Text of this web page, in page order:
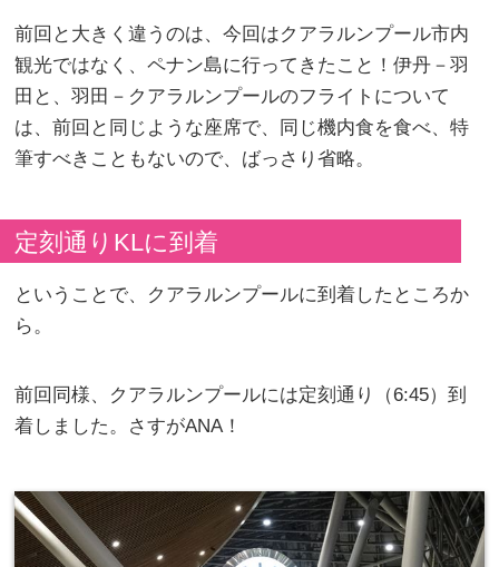
前回と大きく違うのは、今回はクアラルンプール市内
観光ではなく、ペナン島に行ってきたこと！伊丹－羽
田と、羽田－クアラルンプールのフライトについて
は、前回と同じような座席で、同じ機内食を食べ、特
筆すべきこともないので、ばっさり省略。
定刻通りKLに到着
ということで、クアラルンプールに到着したところか
ら。
前回同様、クアラルンプールには定刻通り（6:45）到
着しました。さすがANA！